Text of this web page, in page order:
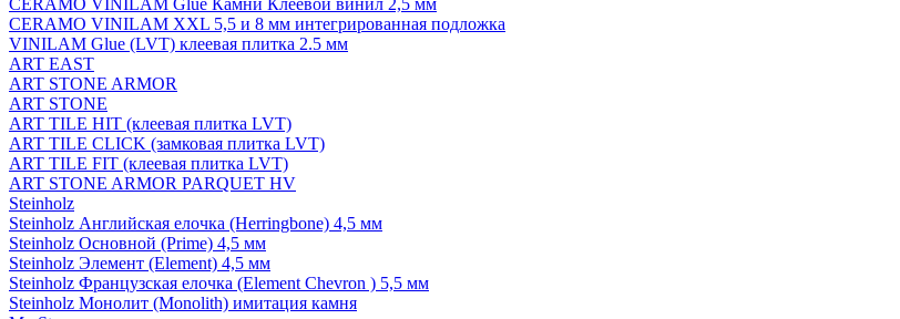
CERAMO VINILAM Glue Камни Клеевой винил 2,5 мм
CERAMO VINILAM XXL 5,5 и 8 мм интегрированная подложка
VINILAM Glue (LVT) клеевая плитка 2.5 мм
ART EAST
ART STONE ARMOR
ART STONE
ART TILE HIT (клеевая плитка LVT)
ART TILE CLICK (замковая плитка LVT)
ART TILE FIT (клеевая плитка LVT)
ART STONE ARMOR PARQUET HV
Steinholz
Steinholz Английская елочка (Herringbone) 4,5 мм
Steinholz Основной (Prime) 4,5 мм
Steinholz Элемент (Element) 4,5 мм
Steinholz Французская елочка (Element Chevron ) 5,5 мм
Steinholz Монолит (Monolith) имитация камня